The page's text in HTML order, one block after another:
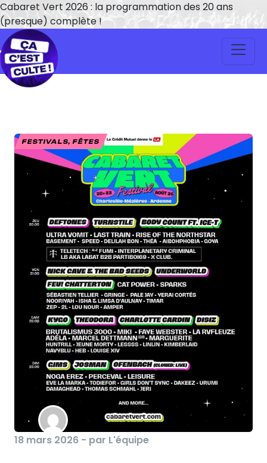
Cabaret Vert 2026 : la programmation des 20 ans
(presque) complète !
FESTIVALS, FÊTES
18 mars 2026 - par L'équipe